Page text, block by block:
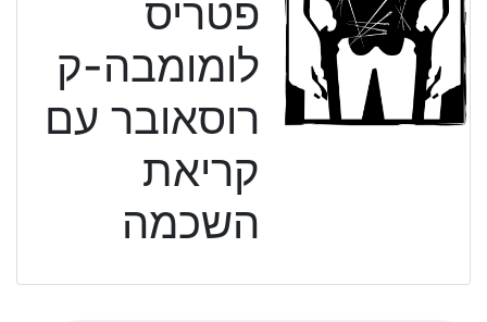
פטריס
לומומבה-ק
רוסאובר עם
קריאת
השכמה